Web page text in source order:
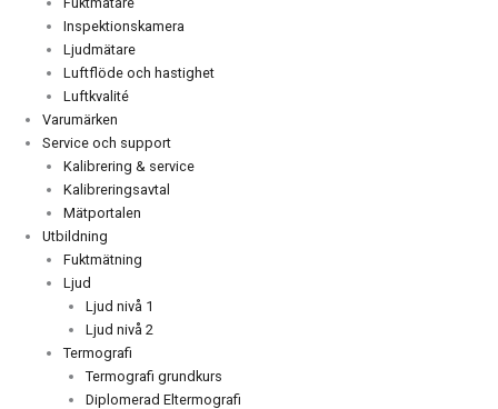
Inspektionskamera
Ljudmätare
Luftflöde och hastighet
Luftkvalité
Varumärken
Service och support
Kalibrering & service
Kalibreringsavtal
Mätportalen
Utbildning
Fuktmätning
Ljud
Ljud nivå 1
Ljud nivå 2
Termografi
Termografi grundkurs
Diplomerad Eltermografi